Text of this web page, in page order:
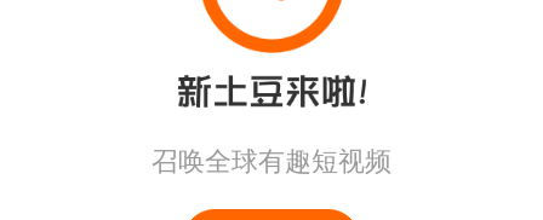
召唤全球有趣短视频